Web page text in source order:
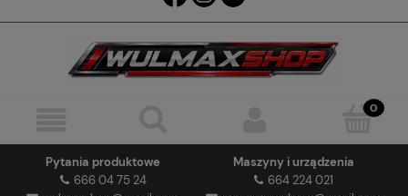
Pytania produktowe
666 04 75 24
Maszyny i urządzenia
664 224 021